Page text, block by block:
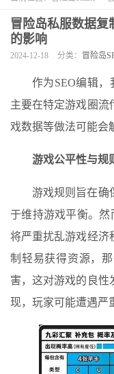
冒险岛私服数据复
的影响
2024-12-18 分类： 冒险岛
作为SEO编辑，
主要在特定游戏圈流
戏数据等做法可能会
游戏公平性与规
游戏规则旨在确
于维持游戏平衡。然
将严重扰乱游戏经济
制轻易获得资源，
害，这对游戏的良性
现，玩家可能遭遇严